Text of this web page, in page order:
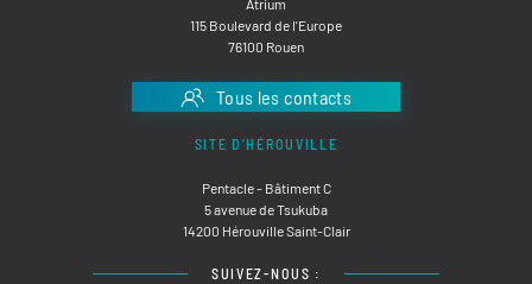
Atrium
115 Boulevard de l'Europe
76100 Rouen
Tous les contacts
SITE D'HÉROUVILLE
Pentacle - Bâtiment C
5 avenue de Tsukuba
14200 Hérouville Saint-Clair
SUIVEZ-NOUS :